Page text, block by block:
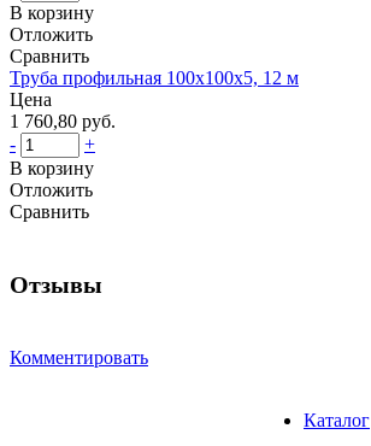
В корзину
Отложить
Сравнить
Труба профильная 100x100x5, 12 м
Цена
1 760,80 руб.
-
+
В корзину
Отложить
Сравнить
Отзывы
Комментировать
Каталог